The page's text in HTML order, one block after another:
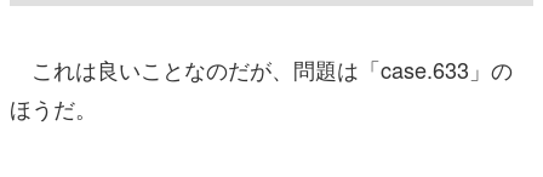
これは良いことなのだが、問題は「case.633」の
ほうだ。